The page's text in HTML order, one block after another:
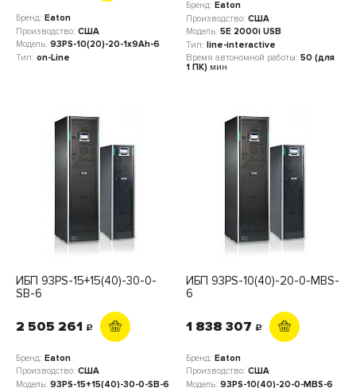
Бренд: Eaton
Производство: США
Модель: 93PS-10(20)-20-1x9Ah-6
Тип: on-Line
Бренд: Eaton
Производство: США
Модель: 5E 2000i USB
Тип: line-interactive
Время автономной работы: 50 (для
1 ПК) мин
ИБП 93PS-15+15(40)-30-0-
SB-6
2 505 261 c
Бренд: Eaton
Производство: США
Модель: 93PS-15+15(40)-30-0-SB-6
ИБП 93PS-10(40)-20-0-MBS-
6
1 838 307 c
Бренд: Eaton
Производство: США
Модель: 93PS-10(40)-20-0-MBS-6